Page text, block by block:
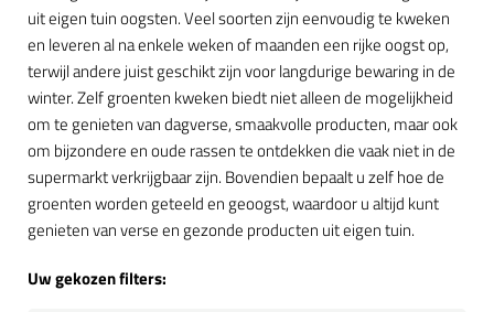
uit eigen tuin oogsten. Veel soorten zijn eenvoudig te kweken
en leveren al na enkele weken of maanden een rijke oogst op,
terwijl andere juist geschikt zijn voor langdurige bewaring in de
winter. Zelf groenten kweken biedt niet alleen de mogelijkheid
om te genieten van dagverse, smaakvolle producten, maar ook
om bijzondere en oude rassen te ontdekken die vaak niet in de
supermarkt verkrijgbaar zijn. Bovendien bepaalt u zelf hoe de
groenten worden geteeld en geoogst, waardoor u altijd kunt
genieten van verse en gezonde producten uit eigen tuin.
Uw gekozen filters: